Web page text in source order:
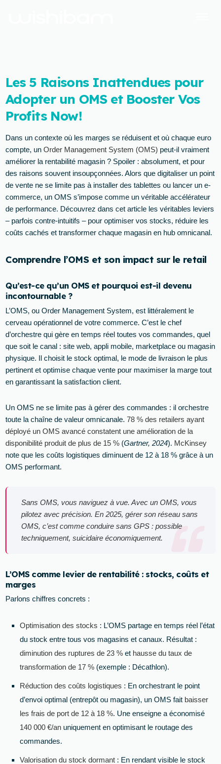
Les 5 Raisons Inattendues pour
Adopter un OMS et Booster Vos
Profits Now!
Dans un contexte où les marges se réduisent et où chaque euro
compte, unOrder Management System (OMS) peut-il vraiment
améliorer la rentabilité magasin ? Spoiler : absolument, et pour
des raisons souvent insoupçonnées. Alors que digitaliser un point
de vente ne se limite pas à installer des tablettes ou lancer un e-
commerce, un OMS s’impose comme un véritable accélérateur
de performance. Découvrez dans cet article les véritables leviers
– parfois contre-intuitifs – pour optimiser vos stocks, réduire les
coûts cachés et transformer chaque magasin en hub omnicanal.
Comprendre l’OMS et son impact sur le retail
Qu’est-ce qu’un OMS et pourquoi est-il devenu
incontournable ?
L’OMS, ou Order Management System, est littéralement le
cerveau opérationnel de votre commerce. C’est le chef
d’orchestre qui gère en temps réel toutes vos commandes, quel
que soit le canal : site web, appli mobile, marketplace ou magasin
physique. Il choisit le stock optimal, le mode de livraison le plus
pertinent et optimise chaque vente pour maximiser la marge tout
en garantissant la satisfaction client.
Un OMS ne se limite pas à gérer des commandes : il orchestre
toute la chaîne de valeur omnicanale.78 % des retailers ayant
déployé un OMS avancé constatent une amélioration de la
disponibilité produit de plus de 15 % (Gartner, 2024). McKinsey
note que les coûts logistiques diminuent de 12 à 18 % grâce à un
OMS performant.
Sans OMS, vous naviguez à vue. Avec un OMS, vous
pilotez avec précision. En 2025, gérer son réseau sans
OMS, c’est comme conduire sans GPS : possible
techniquement, suicidaire économiquement.
L’OMS comme levier de rentabilité : stocks, coûts et
marges
Parlons chiffres concrets :
Optimisation des stocks : L’OMS partage en temps réel l’état
du stock entre tous vos magasins et canaux. Résultat :
diminution des ruptures de 23 % et hausse du taux de
transformation de 17 % (exemple : Décathlon).
Réduction des coûts logistiques : En orchestrant le point
d’envoi optimal (entrepôt ou magasin), un OMS fait baisser
les frais de port de 12 à 18 %. Une enseigne a économisé
140 000 €/an uniquement en optimisant le routage des
commandes.
Valorisation du stock dormant : En rendant visible le stock